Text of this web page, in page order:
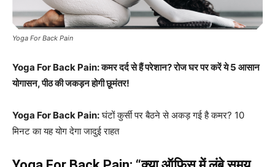
Yoga For Back Pain
Yoga For Back Pain: कमर दर्द से हैं परेशान? रोज घर पर करें ये 5 आसान
योगासन, पीठ की जकड़न होगी छूमंतर!
Yoga For Back Pain:घंटों कुर्सी पर बैठने से अकड़ गई है कमर? 10
मिनट का यह योग देगा जादुई राहत